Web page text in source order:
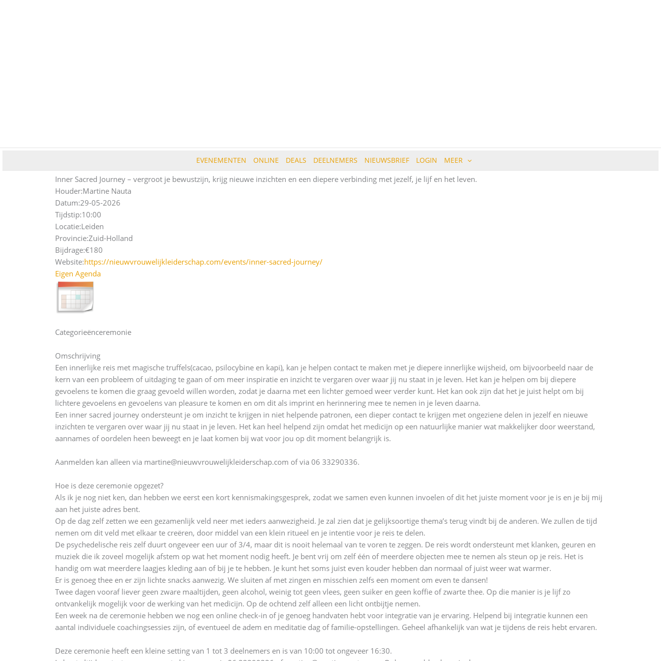
EVENEMENTEN ONLINE DEALS DEELNEMERS NIEUWSBRIEF LOGIN MEER
Inner Sacred Journey – vergroot je bewustzijn, krijg nieuwe inzichten en een diepere verbinding met jezelf, je lijf en het leven.
Houder:Martine Nauta
Datum:29-05-2026
Tijdstip:10:00
Locatie:Leiden
Provincie:Zuid-Holland
Bijdrage:€180
Website:https://nieuwvrouwelijkleiderschap.com/events/inner-sacred-journey/
Eigen Agenda
Categorieënceremonie
Omschrijving
Een innerlijke reis met magische truffels(cacao, psilocybine en kapi), kan je helpen contact te maken met je diepere innerlijke wijsheid, om bijvoorbeeld naar de
kern van een probleem of uitdaging te gaan of om meer inspiratie en inzicht te vergaren over waar jij nu staat in je leven. Het kan je helpen om bij diepere
gevoelens te komen die graag gevoeld willen worden, zodat je daarna met een lichter gemoed weer verder kunt. Het kan ook zijn dat het je juist helpt om bij
lichtere gevoelens en gevoelens van pleasure te komen en om dit als imprint en herinnering mee te nemen in je leven daarna.
Een inner sacred journey ondersteunt je om inzicht te krijgen in niet helpende patronen, een dieper contact te krijgen met ongeziene delen in jezelf en nieuwe
inzichten te vergaren over waar jij nu staat in je leven. Het kan heel helpend zijn omdat het medicijn op een natuurlijke manier wat makkelijker door weerstand,
aannames of oordelen heen beweegt en je laat komen bij wat voor jou op dit moment belangrijk is.
Aanmelden kan alleen via martine@nieuwvrouwelijkleiderschap.com of via 06 33290336.
Hoe is deze ceremonie opgezet?
Als ik je nog niet ken, dan hebben we eerst een kort kennismakingsgesprek, zodat we samen even kunnen invoelen of dit het juiste moment voor je is en je bij mij
aan het juiste adres bent.
Op de dag zelf zetten we een gezamenlijk veld neer met ieders aanwezigheid. Je zal zien dat je gelijksoortige thema’s terug vindt bij de anderen. We zullen de tijd
nemen om dit veld met elkaar te creëren, door middel van een klein ritueel en je intentie voor je reis te delen.
De psychedelische reis zelf duurt ongeveer een uur of 3/4, maar dit is nooit helemaal van te voren te zeggen. De reis wordt ondersteunt met klanken, geuren en
muziek die ik zoveel mogelijk afstem op wat het moment nodig heeft. Je bent vrij om zelf één of meerdere objecten mee te nemen als steun op je reis. Het is
handig om wat meerdere laagjes kleding aan of bij je te hebben. Je kunt het soms juist even kouder hebben dan normaal of juist weer wat warmer.
Er is genoeg thee en er zijn lichte snacks aanwezig. We sluiten af met zingen en misschien zelfs een moment om even te dansen!
Twee dagen vooraf liever geen zware maaltijden, geen alcohol, weinig tot geen vlees, geen suiker en geen koffie of zwarte thee. Op die manier is je lijf zo
ontvankelijk mogelijk voor de werking van het medicijn. Op de ochtend zelf alleen een licht ontbijtje nemen.
Een week na de ceremonie hebben we nog een online check-in of je genoeg handvaten hebt voor integratie van je ervaring. Helpend bij integratie kunnen een
aantal individuele coachingsessies zijn, of eventueel de adem en meditatie dag of familie-opstellingen. Geheel afhankelijk van wat je tijdens de reis hebt ervaren.
Deze ceremonie heeft een kleine setting van 1 tot 3 deelnemers en is van 10:00 tot ongeveer 16:30.